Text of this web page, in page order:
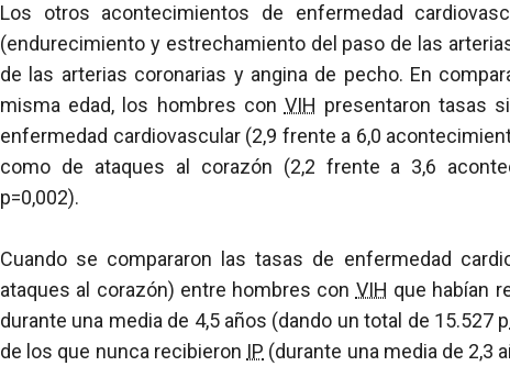
Los otros acontecimientos de enfermedad
(endurecimiento y estrechamiento del paso de las
de las arterias coronarias y angina de pecho. En
misma edad, los hombres con VIH presentaron tasas
enfermedad cardiovascular (2,9 frente a 6,0
como de ataques al corazón (2,2 frente a 3,6
p=0,002).
Cuando se compararon las tasas de enfermedad
ataques al corazón) entre hombres con VIH que habían
durante una media de 4,5 años (dando un total de 15.527
de los que nunca recibieron IP (durante una media de 2,3